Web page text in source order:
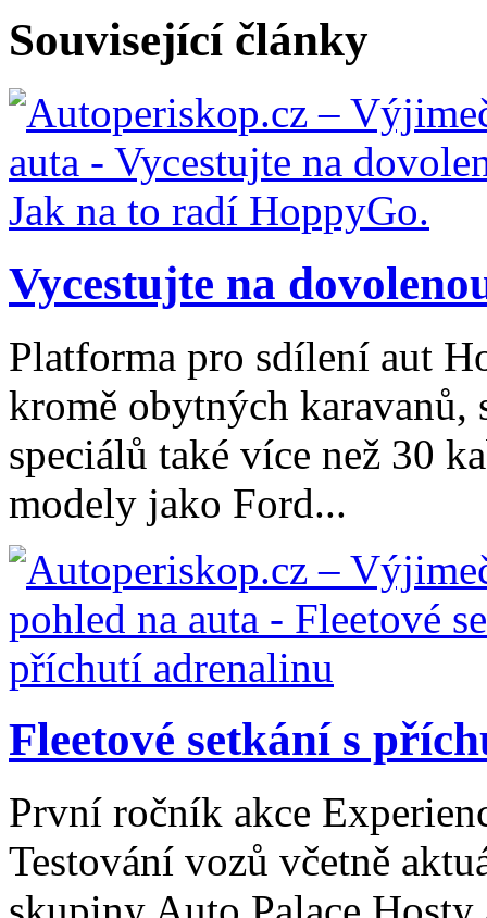
Související články
Vycestujte na
Platforma pro sdílení aut
kromě obytných karavanů,
speciálů také více než 30
modely jako Ford...
Fleetové setkání s
První ročník akce
Testování vozů včetně